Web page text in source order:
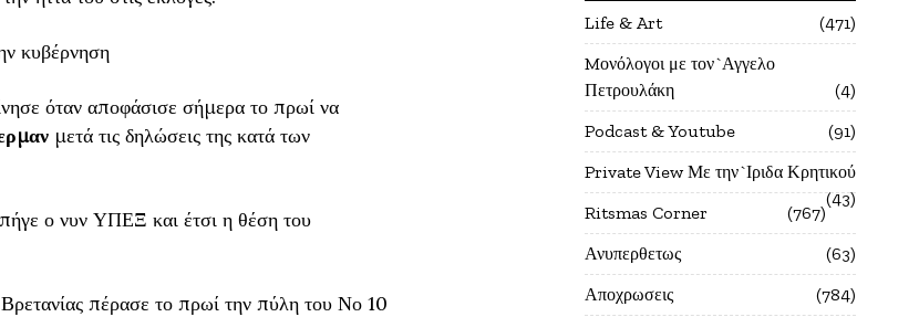
κυβέρνηση
όταν αποφάσισε σήμερα το πρωί να
μετά τις δηλώσεις της κατά των
ο νυν ΥΠΕΞ και έτσι η θέση του
πέρασε το πρωί την πύλη του Νο 10
Life & Art
471
Mονόλογοι με τον`Αγγελο
Πετρουλάκη
4
Podcast & Youtube
91
Private View Με την`Ιριδα Κρητικού
43
Ritsmas Corner
767
Ανυπερθετως
63
Αποχρωσεις
784